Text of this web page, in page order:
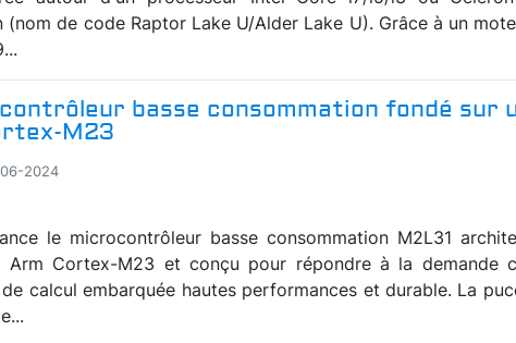
(nom de code Raptor Lake U/Alder Lake U). Grâce à un
basse consommation fondé sur
M23
2024
le microcontrôleur basse consommation M2L31
Arm Cortex-M23 et conçu pour répondre à la demande
calcul embarquée hautes performances et durable. La